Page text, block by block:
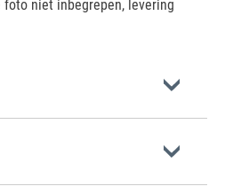
niet inbegrepen, levering